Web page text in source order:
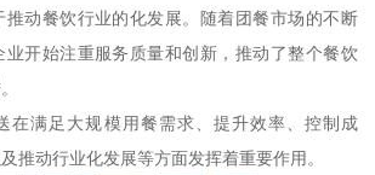
推动餐饮行业的化发展。随着团餐市场的不断
业开始注重服务质量和创新，推动了整个餐饮
在满足大规模用餐需求、提升效率、控制成
推动行业化发展等方面发挥着重要作用。